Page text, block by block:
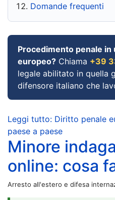
Domande frequenti
Procedimento penale in
europeo? Chiama +39
legale abilitato in quella
difensore italiano che
Leggi tutto: Diritto penale
paese a paese
Minore
online: cosa
Arresto all'estero e difesa